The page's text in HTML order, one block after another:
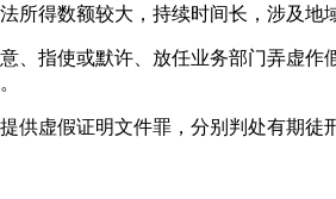
得数额较大，持续时间长，涉及地
、指使或默许、放任业务部门弄虚
供虚假证明文件罪，分别判处有期